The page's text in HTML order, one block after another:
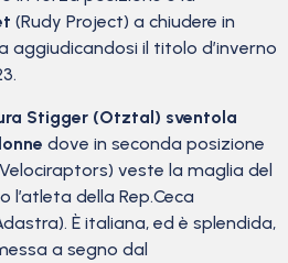
(Rudy Project) a chiudere in
aggiudicandosi il titolo d’inverno
Stigger (Otztal) sventola
dove in seconda posizione
veste la maglia del
l’atleta della Rep.Ceca
È italiana, ed è splendida,
a segno dal